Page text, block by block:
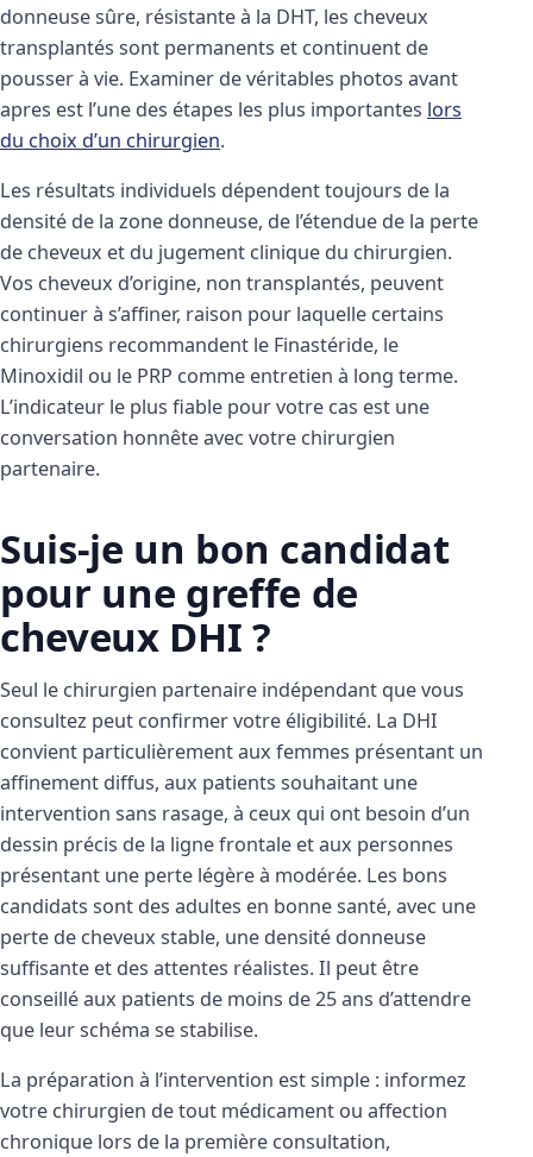
donneuse sûre, résistante à la DHT, les cheveux
transplantés sont permanents et continuent de
pousser à vie. Examiner de véritables photos avant
apres est l’une des étapes les plus importantes lors
du choix d’un chirurgien.
Les résultats individuels dépendent toujours de la
densité de la zone donneuse, de l’étendue de la perte
de cheveux et du jugement clinique du chirurgien.
Vos cheveux d’origine, non transplantés, peuvent
continuer à s’affiner, raison pour laquelle certains
chirurgiens recommandent le Finastéride, le
Minoxidil ou le PRP comme entretien à long terme.
L’indicateur le plus fiable pour votre cas est une
conversation honnête avec votre chirurgien
partenaire.
Suis-je un bon candidat
pour une greffe de
cheveux DHI ?
Seul le chirurgien partenaire indépendant que vous
consultez peut confirmer votre éligibilité. La DHI
convient particulièrement aux femmes présentant un
affinement diffus, aux patients souhaitant une
intervention sans rasage, à ceux qui ont besoin d’un
dessin précis de la ligne frontale et aux personnes
présentant une perte légère à modérée. Les bons
candidats sont des adultes en bonne santé, avec une
perte de cheveux stable, une densité donneuse
suffisante et des attentes réalistes. Il peut être
conseillé aux patients de moins de 25 ans d’attendre
que leur schéma se stabilise.
La préparation à l’intervention est simple : informez
votre chirurgien de tout médicament ou affection
chronique lors de la première consultation,